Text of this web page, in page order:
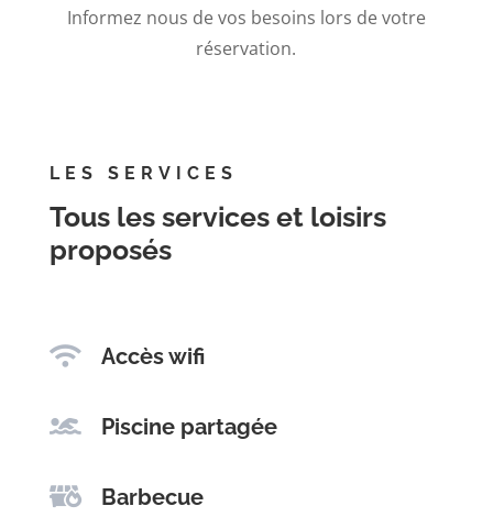
Informez nous de vos besoins lors de votre
réservation.
LES SERVICES
Tous les services et loisirs
proposés
 Accès wifi
 Piscine partagée
 Barbecue